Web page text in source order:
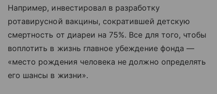
Например, инвестировал в разработку
ротавирусной вакцины, сократившей детскую
смертность от диареи на 75%. Все для того, чтобы
воплотить в жизнь главное убеждение фонда —
«место рождения человека не должно определять
его шансы в жизни».